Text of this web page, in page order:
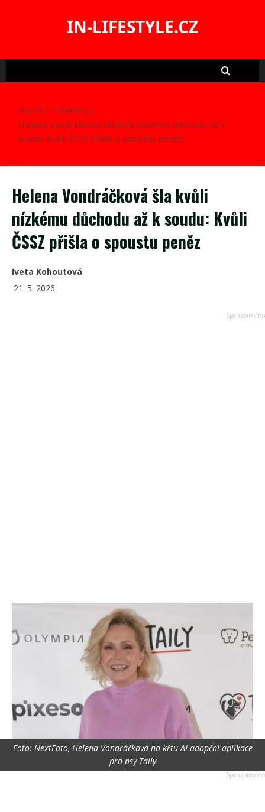
IN-LIFESTYLE.CZ
Domů
Celebrity
Helena Vondráčková šla kvůli nízkému důchodu až k
soudu: Kvůli ČSSZ přišla o spoustu peněz
Helena Vondráčková šla kvůli
nízkému důchodu až k soudu: Kvůli
ČSSZ přišla o spoustu peněz
Iveta Kohoutová
21. 5. 2026
Foto: NextFoto, Helena Vondráčková na křtu AI adopční aplikace
pro psy Taily